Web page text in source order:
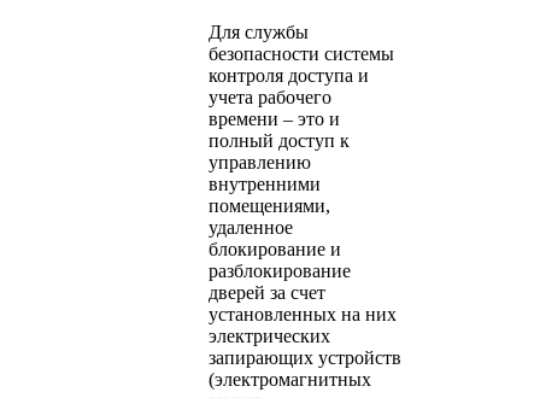
Для службы
безопасности системы
контроля доступа и
учета рабочего
времени – это и
полный доступ к
управлению
внутренними
помещениями,
удаленное
блокирование и
разблокирование
дверей за счет
установленных на них
электрических
запирающих устройств
(электромагнитных